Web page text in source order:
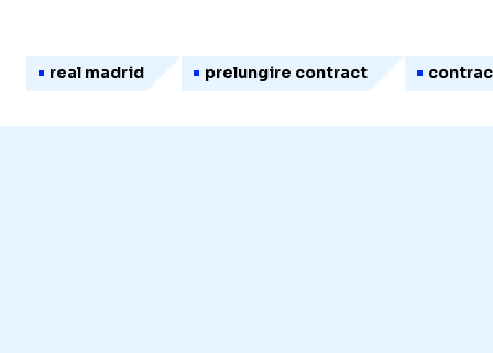
real madrid prelungire contract